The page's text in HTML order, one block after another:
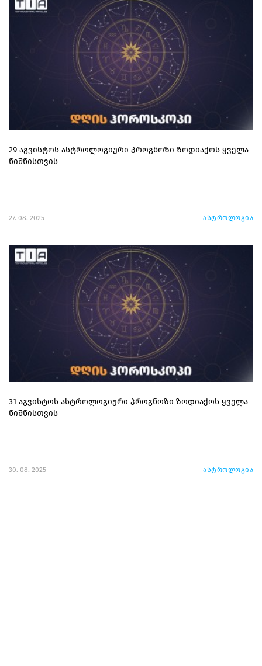
29 აგვისტოს ასტროლოგიური პროგნოზი ზოდიაქოს ყველა
ნიშნისთვის
27. 08. 2025 ასტროლოგია
31 აგვისტოს ასტროლოგიური პროგნოზი ზოდიაქოს ყველა
ნიშნისთვის
30. 08. 2025 ასტროლოგია